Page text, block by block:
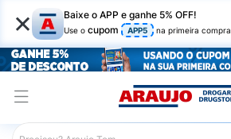
× Baixe o APP e ganhe 5% OFF!
Use o cupom APP5 na primeira compra